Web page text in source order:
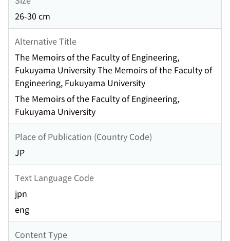
26-30 cm
Alternative Title
The Memoirs of the Faculty of Engineering,
Fukuyama University The Memoirs of the Faculty of
Engineering, Fukuyama University
The Memoirs of the Faculty of Engineering,
Fukuyama University
Place of Publication (Country Code)
JP
Text Language Code
jpn
eng
Content Type